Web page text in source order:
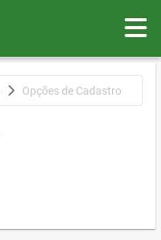
Opções de Cadastro